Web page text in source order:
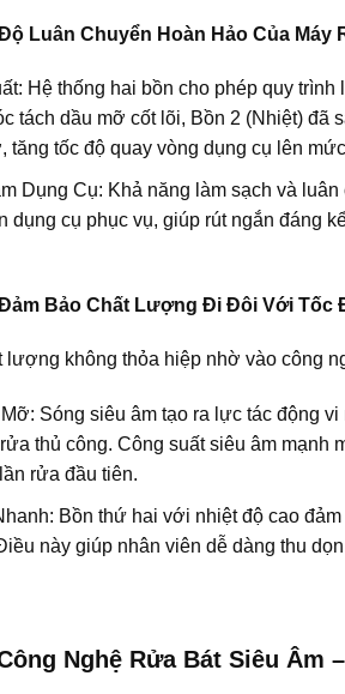
Luân Chuyển Hoàn Hảo Của Máy
Hệ thống hai bồn cho phép quy
tách dầu mỡ cốt lõi, Bồn 2 (Nhiệt) đã
tăng tốc độ quay vòng dụng cụ lên
Dụng Cụ: Khả năng làm sạch và
dụng cụ phục vụ, giúp rút ngắn đáng
Bảo Chất Lượng Đi Đôi Với Tốc
lượng không thỏa hiệp nhờ vào công
Sóng siêu âm tạo ra lực tác động
thủ công. Công suất siêu âm mạnh
rửa đầu tiên.
Bồn thứ hai với nhiệt độ cao
này giúp nhân viên dễ dàng thu
Nghệ Rửa Bát Siêu Âm